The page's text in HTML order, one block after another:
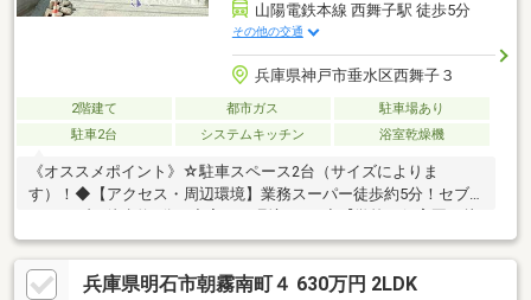
山陽電鉄本線 西舞子駅 徒歩5分
その他の交通
兵庫県神戸市垂水区西舞子３
2階建て 都市ガス
駐車場あり
駐車2台
システムキッチン 浴室乾燥機
《オススメポイント》☆駐車スペース2台（サイズによりま
す）！◆【アクセス・周辺環境】業務スーパー徒歩約5分！セブ
稚園】舞子小学校まで徒歩約6分 ●舞子中学校まで徒歩約16分
●舞子保育園まで徒歩3分 ●舞子幼稚園まで徒歩3分！■他にも掲
載しきれていない物件がたくさんございます！お問い合わせ頂き
兵庫県明石市朝霧南町４ 630万円 2LDK